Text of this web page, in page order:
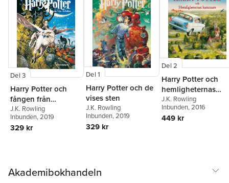
Del 3
Harry Potter och
fången från
Azkaban
J.K. Rowling
Inbunden, 2019
329 kr
Del 1
Harry Potter och de
vises sten
J.K. Rowling
Inbunden, 2019
329 kr
Del 2
Harry Potter och
hemligheternas
kammare
J.K. Rowling
Inbunden, 2016
449 kr
Akademibokhandeln